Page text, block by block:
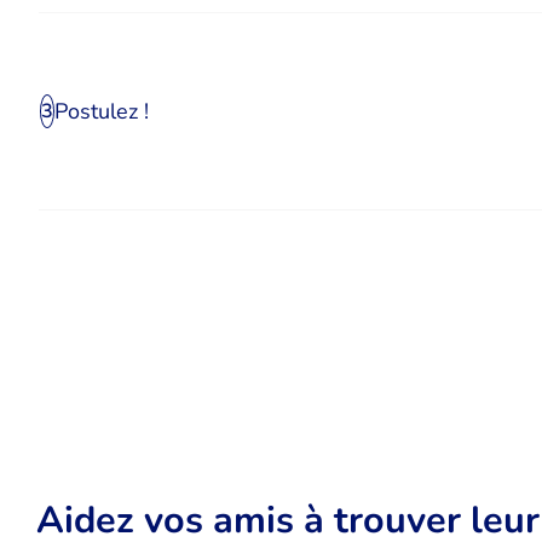
3Postulez !
Aidez vos amis à trouver